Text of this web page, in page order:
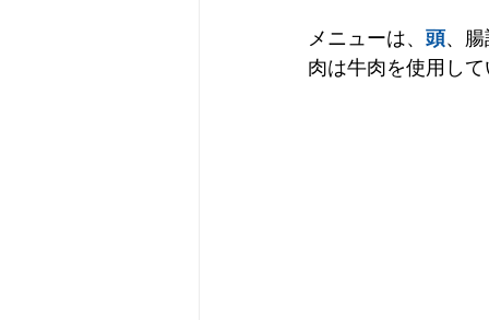
メニューは、 頭、腸
肉は牛肉を使用して